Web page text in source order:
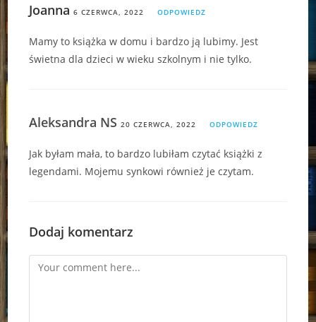
Joanna 6 CZERWCA, 2022 ODPOWIEDZ
Mamy to książka w domu i bardzo ją lubimy. Jest
świetna dla dzieci w wieku szkolnym i nie tylko.
Aleksandra NS20 CZERWCA, 2022 ODPOWIEDZ
Jak byłam mała, to bardzo lubiłam czytać książki z
legendami. Mojemu synkowi również je czytam.
Dodaj komentarz
Comment